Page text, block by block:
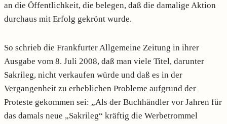
an die Öffentlichkeit, die belegen, daß die damalige Aktion
durchaus mit Erfolg gekrönt wurde.
So schrieb die Frankfurter Allgemeine Zeitung in ihrer
Ausgabe vom 8. Juli 2008, daß man viele Titel, darunter
Sakrileg, nicht verkaufen würde und daß es in der
Vergangenheit zu erheblichen Probleme aufgrund der
Proteste gekommen sei: „Als der Buchhändler vor Jahren für
das damals neue „Sakrileg“ kräftig die Werbetrommel